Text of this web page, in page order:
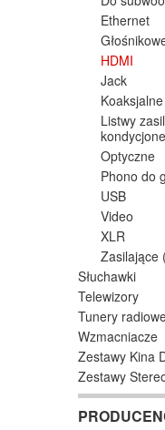
Ethernet
HDMI
Jack
Koaksjalne
Listwy
Optyczne
Phono do
USB
Video
XLR
Zasilające
Słuchawki
Telewizory
Tunery
Wzmacniacze
Zestawy Kina
Zestawy